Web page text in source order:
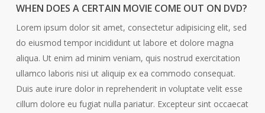
WHEN DOES A CERTAIN MOVIE COME OUT ON DVD?
Lorem ipsum dolor sit amet, consectetur adipisicing elit, sed
do eiusmod tempor incididunt ut labore et dolore magna
aliqua. Ut enim ad minim veniam, quis nostrud exercitation
ullamco laboris nisi ut aliquip ex ea commodo consequat.
Duis aute irure dolor in reprehenderit in voluptate velit esse
cillum dolore eu fugiat nulla pariatur. Excepteur sint occaecat